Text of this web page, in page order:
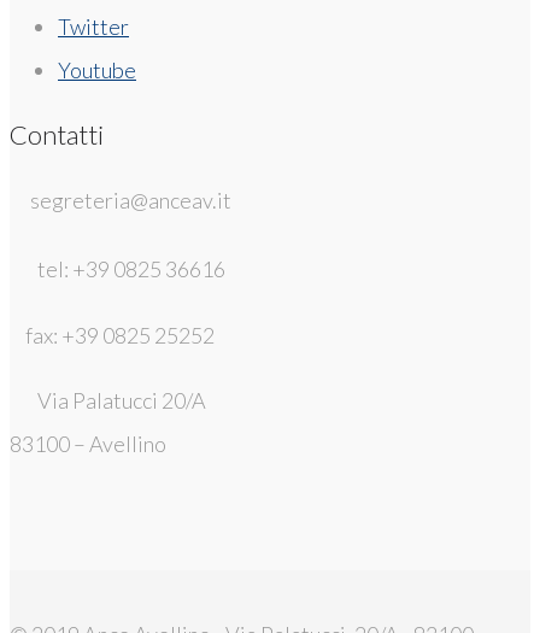
Twitter
Youtube
Contatti
segreteria@anceav.it
tel: +39 0825 36616
fax: +39 0825 25252
Via Palatucci 20/A
83100 – Avellino